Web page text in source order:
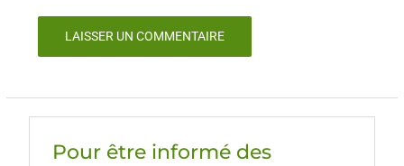
Pour être informé des